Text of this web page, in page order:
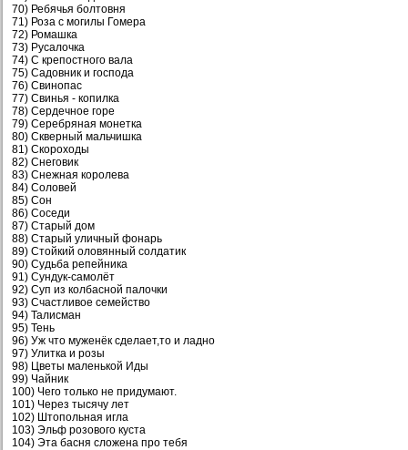
70) Ребячья болтовня
71) Роза с могилы Гомера
72) Ромашка
73) Русалочка
74) С крепостного вала
75) Садовник и господа
76) Свинопас
77) Свинья - копилка
78) Сердечное горе
79) Серебряная монетка
80) Скверный мальчишка
81) Скороходы
82) Снеговик
83) Снежная королева
84) Соловей
85) Сон
86) Соседи
87) Старый дом
88) Старый уличный фонарь
89) Стойкий оловянный солдатик
90) Судьба репейника
91) Сундук-самолёт
92) Суп из колбасной палочки
93) Счастливое семейство
94) Талисман
95) Тень
96) Уж что муженёк сделает,то и ладно
97) Улитка и розы
98) Цветы маленькой Иды
99) Чайник
100) Чего только не придумают.
101) Через тысячу лет
102) Штопольная игла
103) Эльф розового куста
104) Эта басня сложена про тебя